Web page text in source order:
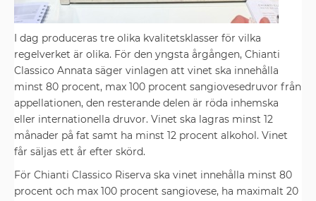
I dag produceras tre olika kvalitetsklasser för vilka
regelverket är olika. För den yngsta årgången, Chianti
Classico Annata säger vinlagen att vinet ska innehålla
minst 80 procent, max 100 procent sangiovesedruvor från
appellationen, den resterande delen är röda inhemska
eller internationella druvor. Vinet ska lagras minst 12
månader på fat samt ha minst 12 procent alkohol. Vinet
får säljas ett år efter skörd.
För Chianti Classico Riserva ska vinet innehålla minst 80
procent och max 100 procent sangiovese, ha maximalt 20